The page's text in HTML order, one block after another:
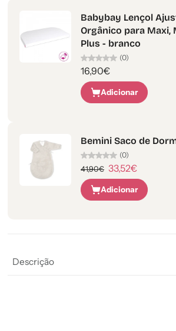
Babybay Lençol
Orgânico para
Plus - branco
(0)
16,90€
Adicionar
Bemini Saco de
(0)
41,90€ 33,52€
Adicionar
Descrição